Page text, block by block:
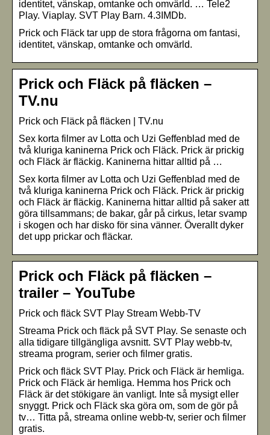
identitet, vänskap, omtanke och omvärld. … Tele2
Play. Viaplay. SVT Play Barn. 4.3IMDb.
Prick och Fläck tar upp de stora frågorna om fantasi,
identitet, vänskap, omtanke och omvärld.
Prick och Fläck på fläcken –
TV.nu
Prick och Fläck på fläcken | TV.nu
Sex korta filmer av Lotta och Uzi Geffenblad med de
två kluriga kaninerna Prick och Fläck. Prick är prickig
och Fläck är fläckig. Kaninerna hittar alltid på …
Sex korta filmer av Lotta och Uzi Geffenblad med de
två kluriga kaninerna Prick och Fläck. Prick är prickig
och Fläck är fläckig. Kaninerna hittar alltid på saker att
göra tillsammans; de bakar, går på cirkus, letar svamp
i skogen och har disko för sina vänner. Överallt dyker
det upp prickar och fläckar.
Prick och Fläck på fläcken –
trailer – YouTube
Prick och fläck SVT Play Stream Webb-TV
Streama Prick och fläck på SVT Play. Se senaste och
alla tidigare tillgängliga avsnitt. SVT Play webb-tv,
streama program, serier och filmer gratis.
Prick och fläck SVT Play. Prick och Fläck är hemliga.
Prick och Fläck är hemliga. Hemma hos Prick och
Fläck är det stökigare än vanligt. Inte så mysigt eller
snyggt. Prick och Fläck ska göra om, som de gör på
tv… Titta på, streama online webb-tv, serier och filmer
gratis.